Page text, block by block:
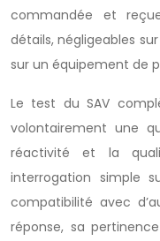
commandée et
détails, négligeables
sur un équipement de
Le test du SAV
volontairement une
réactivité et la
interrogation simple
compatibilité avec
réponse, sa